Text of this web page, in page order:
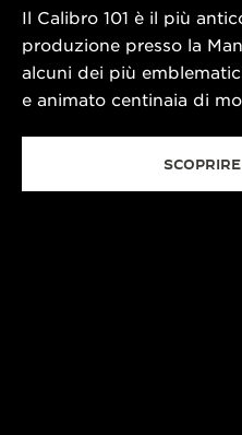
Il Calibro 101 è il più
produzione presso la
alcuni dei più
e animato centinaia di